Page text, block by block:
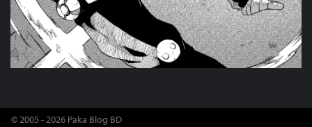
© 2005 - 2026 Paka Blog BD